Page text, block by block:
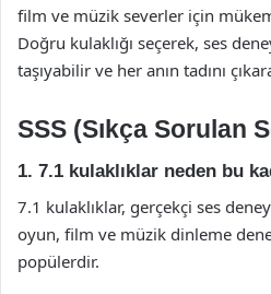
film ve müzik severler için
Doğru kulaklığı seçerek, ses
taşıyabilir ve her anın tadını
SSS (Sıkça Sorulan
1. 7.1 kulaklıklar neden bu
7.1 kulaklıklar, gerçekçi ses
oyun, film ve müzik dinleme
popülerdir.